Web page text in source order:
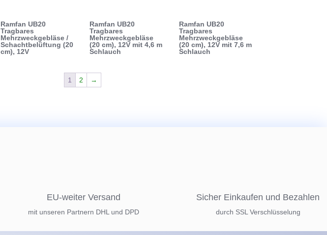
Ramfan UB20
Tragbares
Mehrzweckgebläse /
Schachtbelüftung (20
cm), 12V
Ramfan UB20
Tragbares
Mehrzweckgebläse
(20 cm), 12V mit 4,6 m
Schlauch
Ramfan UB20
Tragbares
Mehrzweckgebläse
(20 cm), 12V mit 7,6 m
Schlauch
1 2 →
EU-weiter Versand
mit unseren Partnern DHL und DPD
Sicher Einkaufen und Bezahlen
durch SSL Verschlüsselung